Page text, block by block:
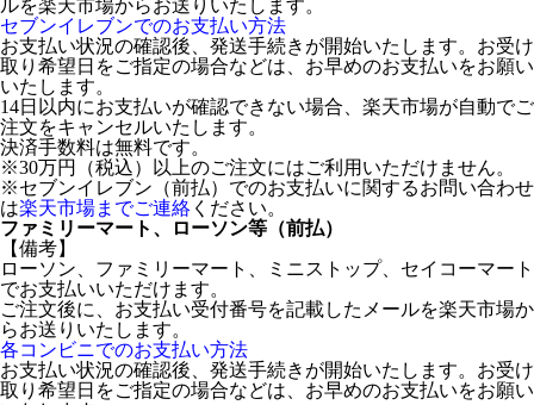
ルを楽天市場からお送りいたします。
セブンイレブンでのお支払い方法
お支払い状況の確認後、発送手続きが開始いたします。お受け
取り希望日をご指定の場合などは、お早めのお支払いをお願い
いたします。
14日以内にお支払いが確認できない場合、楽天市場が自動でご
注文をキャンセルいたします。
決済手数料は無料です。
※30万円（税込）以上のご注文にはご利用いただけません。
※セブンイレブン（前払）でのお支払いに関するお問い合わせ
は楽天市場までご連絡 ください。
ファミリーマート、ローソン等（前払）
【備考】
ローソン、ファミリーマート、ミニストップ、セイコーマート
でお支払いいただけます。
ご注文後に、お支払い受付番号を記載したメールを楽天市場か
らお送りいたします。
各コンビニでのお支払い方法
お支払い状況の確認後、発送手続きが開始いたします。お受け
取り希望日をご指定の場合などは、お早めのお支払いをお願い